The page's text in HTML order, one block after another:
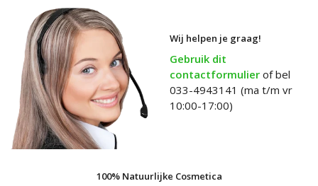
Wij helpen je graag!
Gebruik dit
contactformulier of bel
033-4943141 (ma t/m vr
10:00-17:00)
100% Natuurlijke Cosmetica